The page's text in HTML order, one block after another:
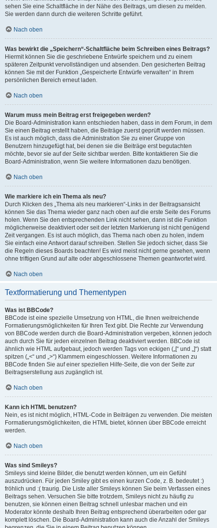
sehen Sie eine Schaltfläche in der Nähe des Beitrags, um diesen zu melden.
Sie werden dann durch die weiteren Schritte geführt.
Nach oben
Was bewirkt die „Speichern“-Schaltfläche beim Schreiben eines Beitrags?
Hiermit können Sie die geschriebene Entwürfe speichern und zu einem
späteren Zeitpunkt vervollständigen und absenden. Den gesicherten Beitrag
können Sie mit der Funktion „Gespeicherte Entwürfe verwalten“ in Ihrem
persönlichen Bereich erneut laden.
Nach oben
Warum muss mein Beitrag erst freigegeben werden?
Die Board-Administration kann entschieden haben, dass in dem Forum, in dem
Sie einen Beitrag erstellt haben, die Beiträge zuerst geprüft werden müssen.
Es ist auch möglich, dass die Administration Sie zu einer Gruppe von
Benutzern hinzugefügt hat, bei denen sie die Beiträge erst begutachten
möchte, bevor sie auf der Seite sichtbar werden. Bitte kontaktieren Sie die
Board-Administration, wenn Sie weitere Informationen dazu benötigen.
Nach oben
Wie markiere ich ein Thema als neu?
Durch Klicken des „Thema als neu markieren“-Links in der Beitragsansicht
können Sie das Thema wieder ganz nach oben auf die erste Seite des Forums
holen. Wenn Sie den entsprechenden Link nicht sehen, dann ist die Funktion
möglicherweise deaktiviert oder seit der letzten Markierung ist nicht genügend
Zeit vergangen. Es ist auch möglich, das Thema nach oben zu holen, indem
Sie einfach eine Antwort darauf schreiben. Stellen Sie jedoch sicher, dass Sie
die Regeln dieses Boards beachten! Es wird meist nicht gerne gesehen, wenn
ohne triftigen Grund auf alte oder abgeschlossene Themen geantwortet wird.
Nach oben
Textformatierung und Thementypen
Was ist BBCode?
BBCode ist eine spezielle Umsetzung von HTML, die Ihnen weitreichende
Formatierungsmöglichkeiten für Ihren Text gibt. Die Rechte zur Verwendung
von BBCode werden durch die Board-Administration vergeben, können jedoch
auch durch Sie für jeden einzelnen Beitrag deaktiviert werden. BBCode ist
ähnlich wie HTML aufgebaut, jedoch werden Tags von eckigen („[“ und „]“) statt
spitzen („<“ und „>“) Klammern eingeschlossen. Weitere Informationen zu
BBCode finden Sie auf einer speziellen Hilfe-Seite, die von der Seite zur
Beitragserstellung aus zugänglich ist.
Nach oben
Kann ich HTML benutzen?
Nein, es ist nicht möglich, HTML-Code in Beiträgen zu verwenden. Die meisten
Formatierungsmöglichkeiten, die HTML bietet, können über BBCode erreicht
werden.
Nach oben
Was sind Smileys?
Smileys sind kleine Bilder, die benutzt werden können, um ein Gefühl
auszudrücken. Für jeden Smiley gibt es einen kurzen Code, z. B. bedeutet :)
fröhlich und :( traurig. Die Liste aller Smileys können Sie beim Verfassen eines
Beitrags sehen. Versuchen Sie bitte trotzdem, Smileys nicht zu häufig zu
benutzen, sie können einen Beitrag schnell unlesbar machen und ein
Moderator könnte deshalb Ihren Beitrag entsprechend überarbeiten oder gar
komplett löschen. Die Board-Administration kann auch die Anzahl der Smileys